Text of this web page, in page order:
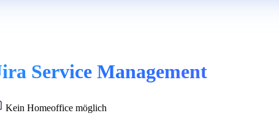
Service Management
Kein Homeoffice möglich